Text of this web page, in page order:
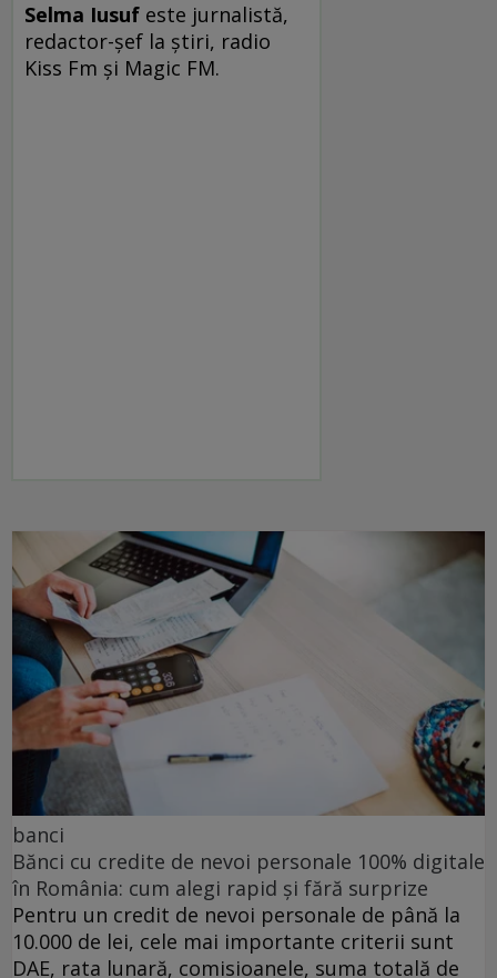
Selma Iusuf este jurnalistă,
redactor-şef la ştiri, radio
Kiss Fm şi Magic FM.
banci
Bănci cu credite de nevoi personale 100% digitale
în România: cum alegi rapid și fără surprize
Pentru un credit de nevoi personale de până la
10.000 de lei, cele mai importante criterii sunt
DAE, rata lunară, comisioanele, suma totală de